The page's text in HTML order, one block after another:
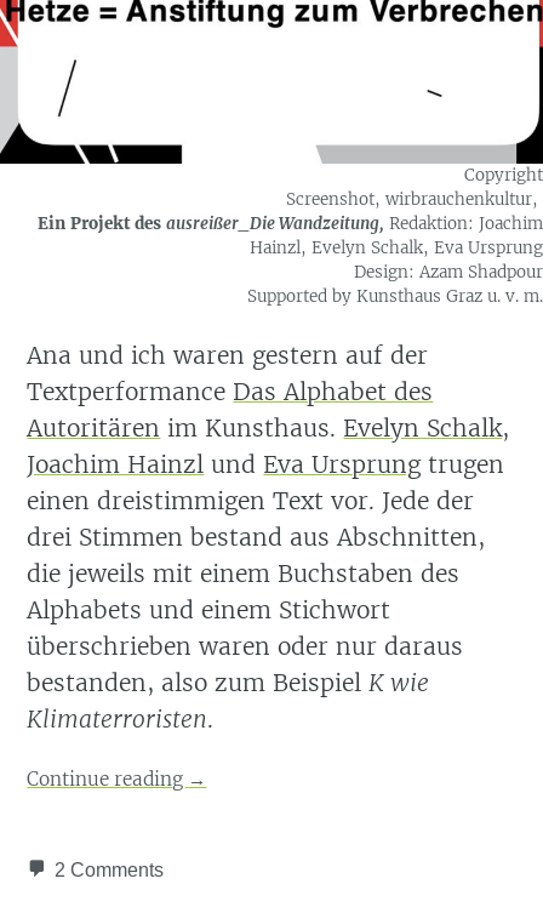
Copyright
Screenshot, wirbrauchenkultur,
Ein Projekt des ausreißer_Die Wandzeitung, Redaktion: Joachim
Hainzl, Evelyn Schalk, Eva Ursprung
Design: Azam Shadpour
Supported by Kunsthaus Graz u. v. m.
Ana und ich waren gestern auf der
Textperformance Das Alphabet des
Autoritären im Kunsthaus. Evelyn Schalk,
Joachim Hainzl und Eva Ursprungtrugen
einen dreistimmigen Text vor. Jede der
drei Stimmen bestand aus Abschnitten,
die jeweils mit einem Buchstaben des
Alphabets und einem Stichwort
überschrieben waren oder nur daraus
bestanden, also zum Beispiel K wie
Klimaterroristen.
Continue reading →
2 Comments